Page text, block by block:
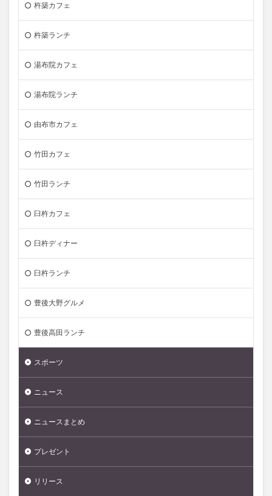
杵築カフェ
杵築ランチ
湯布院カフェ
湯布院ランチ
由布市カフェ
竹田カフェ
竹田ランチ
臼杵カフェ
臼杵ディナー
臼杵ランチ
豊後大野グルメ
豊後高田ランチ
スポーツ
ニュース
ニュースまとめ
プレゼント
リリース